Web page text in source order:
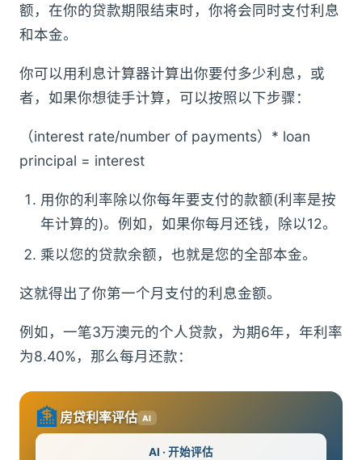
额，在你的贷款期限结束时，你将会同时支付利息
和本金。
你可以用利息计算器计算出你要付多少利息，或
者，如果你想徒手计算，可以按照以下步骤：
（interest rate/number of payments）* loan
principal = interest
用你的利率除以你每年要支付的款额(利率是按
年计算的)。例如，如果你每月还钱，除以12。
乘以您的贷款余额，也就是您的全部本金。
这就得出了你第一个月支付的利息金额。
例如，一笔3万澳元的个人贷款，为期6年，年利率
为8.40%，那么每月还款：
🏦 房贷利率评估 AI
AI · 开始评估